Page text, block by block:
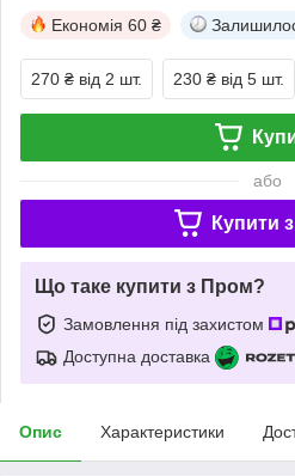
Економія 60 ₴
270 ₴ від 2 шт. 230 ₴ від 5 шт.
або
Купити з
Що таке купити з Пром?
Замовлення під захистом
Доступна доставка
Опис Характеристики